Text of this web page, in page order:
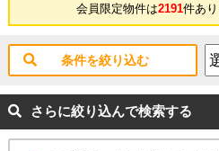
会員限定物件は2191件あ
条件を絞り込む
さらに絞り込んで検索する